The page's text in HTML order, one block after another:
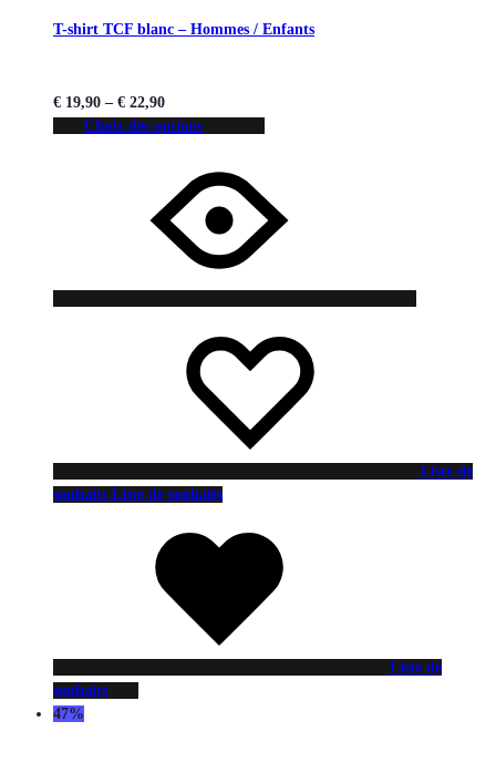
T-shirt TCF blanc – Hommes / Enfants
€ 19,90 – € 22,90
Choix des options
Liste de
souhaits Liste de souhaits
Liste de
souhaits
47%